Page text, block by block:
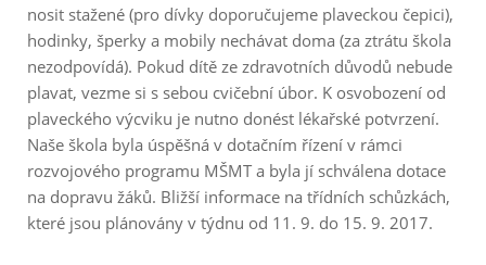
nosit stažené (pro dívky doporučujeme plaveckou čepici),
hodinky, šperky a mobily nechávat doma (za ztrátu škola
nezodpovídá). Pokud dítě ze zdravotních důvodů nebude
plavat, vezme si s sebou cvičební úbor. K osvobození od
plaveckého výcviku je nutno donést lékařské potvrzení.
Naše škola byla úspěšná v dotačním řízení v rámci
rozvojového programu MŠMT a byla jí schválena dotace
na dopravu žáků. Bližší informace na třídních schůzkách,
které jsou plánovány v týdnu od 11. 9. do 15. 9. 2017.